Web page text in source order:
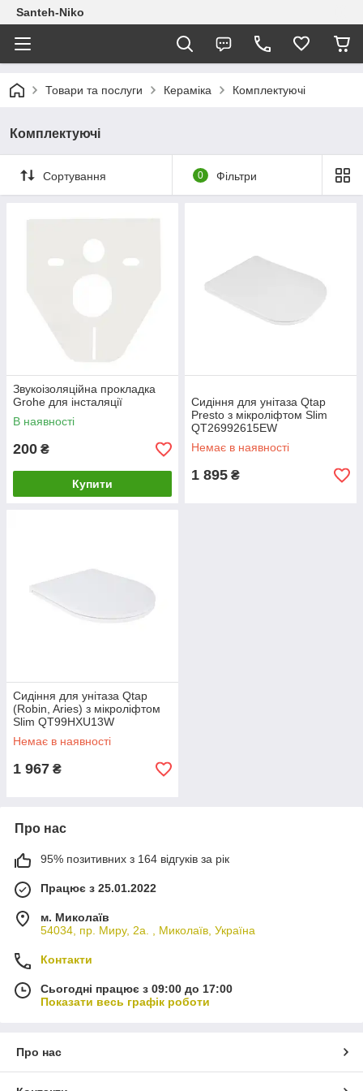
Santeh-Niko
Товари та послуги Кераміка Комплектуючі
Комплектуючі
Сортування 0 Фільтри
Звукоізоляційна прокладка
Grohe для інсталяції
В наявності
200 ₴
Купити
Сидіння для унітаза Qtap
Presto з мікроліфтом Slim
QT26992615EW
Немає в наявності
1 895 ₴
Сидіння для унітаза Qtap
(Robin, Aries) з мікроліфтом
Slim QT99HXU13W
Немає в наявності
1 967 ₴
Про нас
95% позитивних з 164 відгуків за рік
Працює з 25.01.2022
м. Миколаїв
54034, пр. Миру, 2а. , Миколаїв, Україна
Контакти
Сьогодні працює з 09:00 до 17:00
Показати весь графік роботи
Про нас